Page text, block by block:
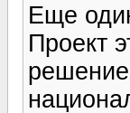
Еще
Проект